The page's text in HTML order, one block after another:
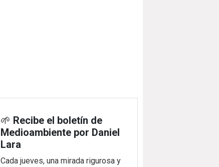
🌱 Recibe el boletín de
Medioambiente por Daniel
Lara
Cada jueves, una mirada rigurosa y